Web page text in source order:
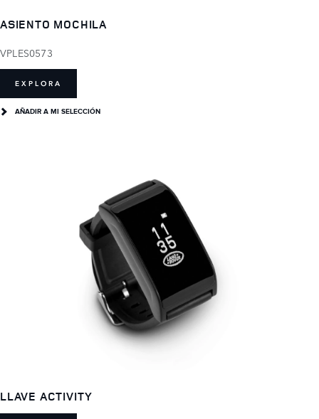
ASIENTO MOCHILA
VPLES0573
EXPLORA
AÑADIR A MI SELECCIÓN
LLAVE ACTIVITY